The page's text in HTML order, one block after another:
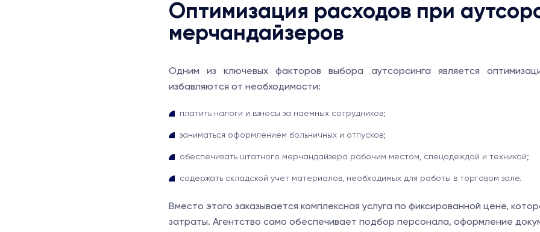
Оптимизация расходов при
мерчандайзеров
Одним из ключевых факторов выбора аутсорсинга является
избавляются от необходимости:
платить налоги и взносы за наемных сотрудников;
заниматься оформлением больничных и отпусков;
обеспечивать штатного мерчандайзера рабочим местом, спецодеждой и техникой;
содержать складской учет материалов, необходимых для работы в торговом зале.
Вместо этого заказывается комплексная услуга по фиксированной цене,
затраты. Агентство само обеспечивает подбор персонала, оформление